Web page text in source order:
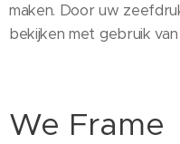
maken. Door uw
bekijken met gebruik van
We Frame